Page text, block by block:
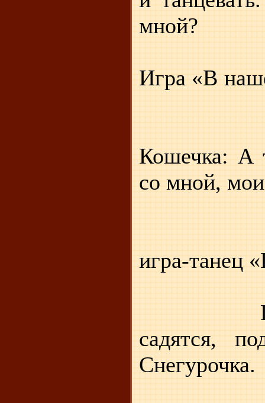
мной?
Игра «В
Кошечка: А
со мной,
игра-танец
После
садятся,
Снегурочка.